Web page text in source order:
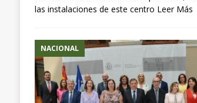
las instalaciones de este centro Leer Más
NACIONAL